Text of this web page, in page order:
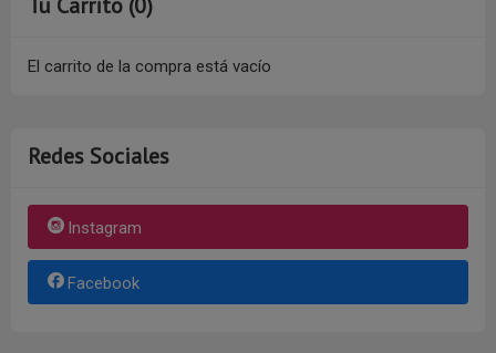
El carrito de la compra está vacío
Redes Sociales
Instagram
Facebook